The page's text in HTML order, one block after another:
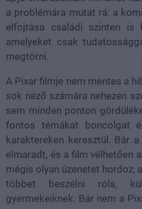
a problémára mutat rá: a
elfojtása családi szinten is
amelyeket csak
megtörni.
A Pixar filmje nem mentes a
sok néző számára nehezen
sem minden ponton
fontos témákat boncolgat
karaktereken keresztül. Bár
elmaradt, és a film vélhetően
mégis olyan üzenetet hordoz,
többet beszélni róla,
gyermekeiknek. Bár nem a